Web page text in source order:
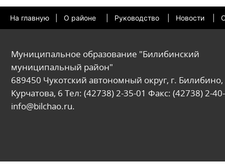
На главную О районе Руководство Новости
Муниципальное образование "Билибинский
муниципальный район"
689450 Чукотский автономный округ, г. Билибино,
Курчатова, 6 Тел: (42738) 2-35-01 Факс: (42738) 2-
info@bilchao.ru.